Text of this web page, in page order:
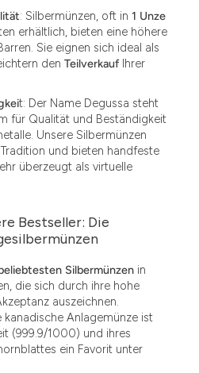
: Silbermünzen, oft in 1 Unze
erhältlich, bieten eine höhere
Sie eignen sich ideal als
den Teilverkauf Ihrer
t: Der Name Degussa steht
für Qualität und Beständigkeit
Unsere Silbermünzen
und bieten handfeste
überzeugt als virtuelle
Bestseller: Die
Silbermünzen in
die sich durch ihre hohe
auszeichnen.
kanadische Anlagemünze ist
(999.9/1000) und ihres
ein Favorit unter